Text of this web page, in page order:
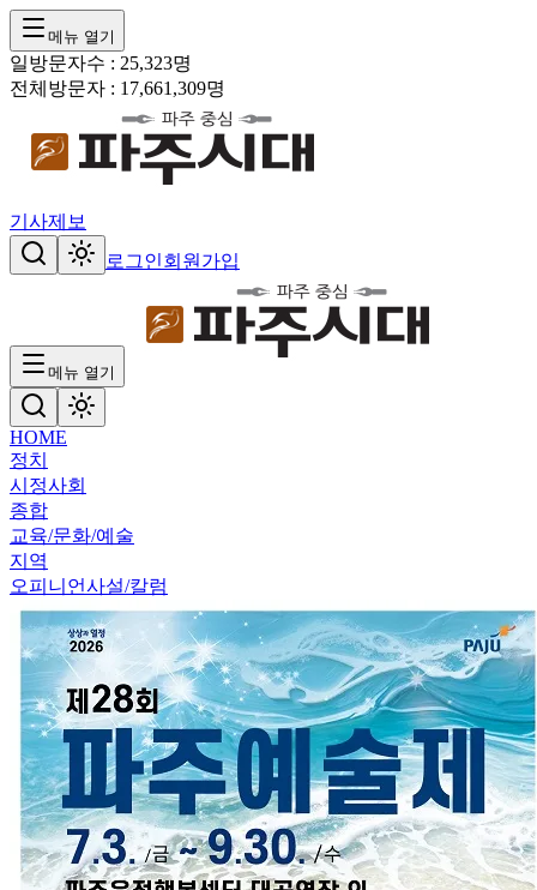
메뉴 열기
일방문자수 : 25,323명
전체방문자 : 17,661,309명
기사제보
로그인회원가입
메뉴 열기
HOME
정치
시정사회
종합
교육/문화/예술
지역
오피니언사설/칼럼